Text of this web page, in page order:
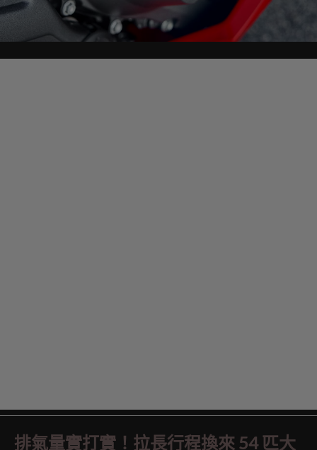
排氣量實打實！拉長行程換來 54 匹大